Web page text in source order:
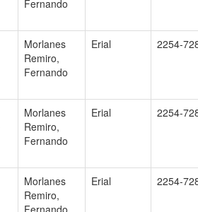
Fernando
Morlanes
Remiro,
Fernando
Erial 2254-
Morlanes
Remiro,
Fernando
Erial 2254-
Morlanes
Remiro,
Fernando
Erial 2254-